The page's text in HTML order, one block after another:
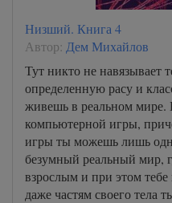
Низший. Книга 4
Автор: Дем Михайлов
Тут никто не навязывает
определенную расу и
живешь в реальном мире.
компьютерной игры,
игры ты можешь лишь
безумный реальный мир,
взрослым и при этом
даже частям своего тела